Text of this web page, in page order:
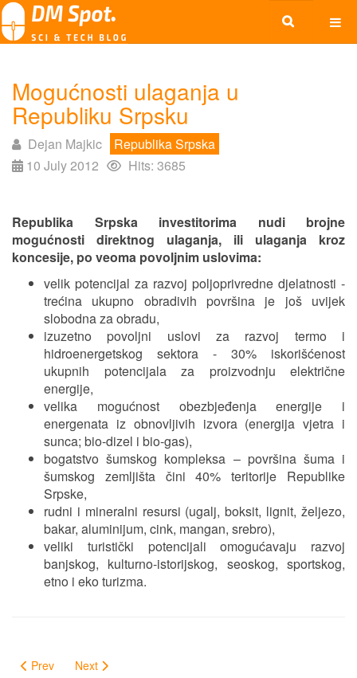
Mogućnosti ulaganja u
Republiku Srpsku
Dejan Majkic
Republika Srpska
10 July 2012
Hits: 3685
Republika Srpska investitorima nudi brojne
mogućnosti direktnog ulaganja, ili ulaganja kroz
koncesije, po veoma povoljnim uslovima:
velik potencijal za razvoj poljoprivredne djelatnosti -
trećina ukupno obradivih površina je još uvijek
slobodna za obradu,
izuzetno povoljni uslovi za razvoj termo i
hidroenergetskog sektora - 30% iskorišćenost
ukupnih potencijala za proizvodnju električne
energije,
velika mogućnost obezbjeđenja energije i
energenata iz obnovljivih izvora (energija vjetra i
sunca; bio-dizel i bio-gas),
bogatstvo šumskog kompleksa – površina šuma i
šumskog zemljišta čini 40% teritorije Republike
Srpske,
rudni i mineralni resursi (ugalj, boksit, lignit, željezo,
bakar, aluminijum, cink, mangan, srebro),
veliki turistički potencijali omogućavaju razvoj
banjskog, kulturno-istorijskog, seoskog, sportskog,
etno i eko turizma.
Prev Next